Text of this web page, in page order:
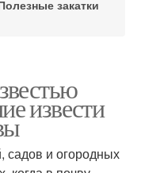
закатки
извести
садов и огородных